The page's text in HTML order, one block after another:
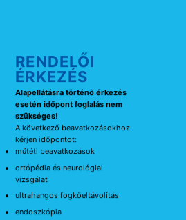
RENDELŐI
ÉRKEZÉS
Alapellátásra történő érkezés
esetén időpont foglalás nem
szükséges!
A következő beavatkozásokhoz
kérjen időpontot:
műtéti beavatkozások
ortópédia és neurológiai
vizsgálat
ultrahangos fogkőeltávolítás
endoszkópia